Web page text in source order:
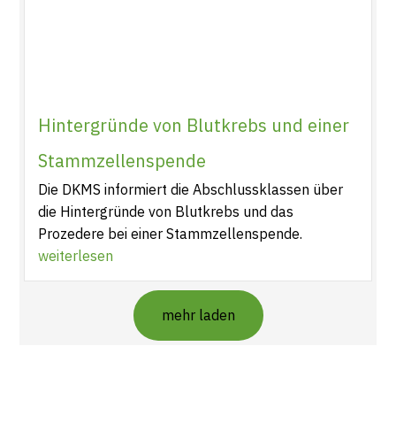
Hintergründe von Blutkrebs und einer
Stammzellenspende
Die DKMS informiert die Abschlussklassen über
die Hintergründe von Blutkrebs und das
Prozedere bei einer Stammzellenspende.
weiterlesen
mehr laden